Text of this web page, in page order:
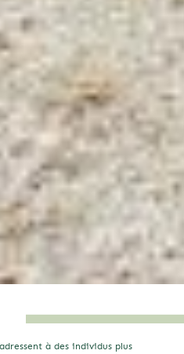
à des individus plus